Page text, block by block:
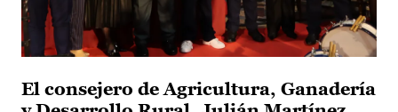
El consejero de Agricultura, Ganadería